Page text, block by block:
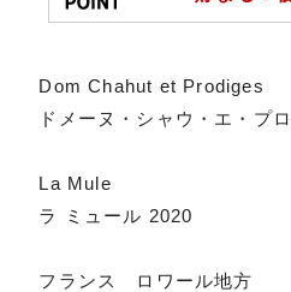
Dom Chahut et Prodiges
ドメーヌ・シャウ・エ・プ
La Mule
ラ ミュール 2020
フランス ロワール地方